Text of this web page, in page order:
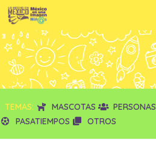
TEMAS: MASCOTAS PERSONAS
PASATIEMPOS
OTROS